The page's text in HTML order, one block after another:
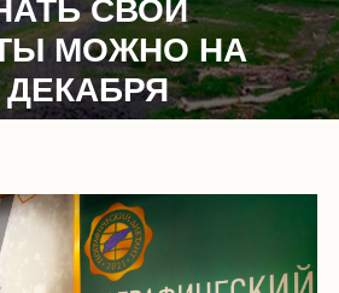
СВОИ
МОЖНО НА
ДЕКАБРЯ